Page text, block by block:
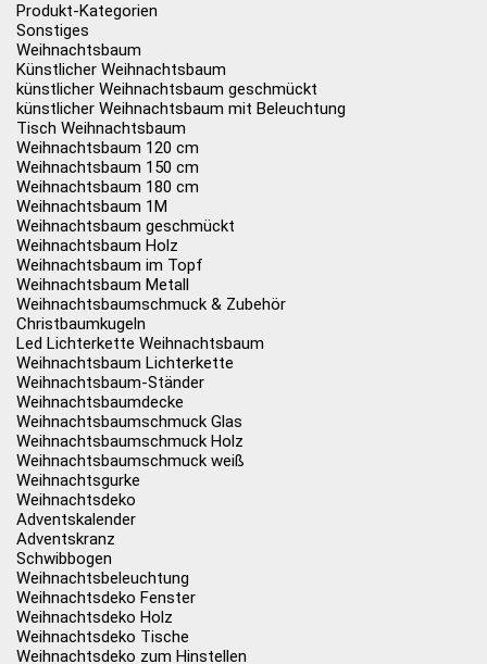
Produkt-Kategorien
Sonstiges
Weihnachtsbaum
Künstlicher Weihnachtsbaum
künstlicher Weihnachtsbaum geschmückt
künstlicher Weihnachtsbaum mit Beleuchtung
Tisch Weihnachtsbaum
Weihnachtsbaum 120 cm
Weihnachtsbaum 150 cm
Weihnachtsbaum 180 cm
Weihnachtsbaum 1M
Weihnachtsbaum geschmückt
Weihnachtsbaum Holz
Weihnachtsbaum im Topf
Weihnachtsbaum Metall
Weihnachtsbaumschmuck & Zubehör
Christbaumkugeln
Led Lichterkette Weihnachtsbaum
Weihnachtsbaum Lichterkette
Weihnachtsbaum-Ständer
Weihnachtsbaumdecke
Weihnachtsbaumschmuck Glas
Weihnachtsbaumschmuck Holz
Weihnachtsbaumschmuck weiß
Weihnachtsgurke
Weihnachtsdeko
Adventskalender
Adventskranz
Schwibbogen
Weihnachtsbeleuchtung
Weihnachtsdeko Fenster
Weihnachtsdeko Holz
Weihnachtsdeko Tische
Weihnachtsdeko zum Hinstellen